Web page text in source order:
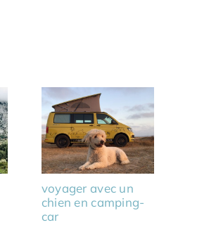
voyager avec un
chien en camping-
car